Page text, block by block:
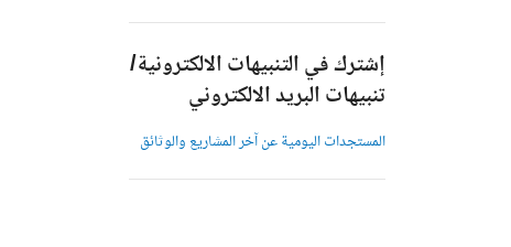
إشترك في التنبيهات الالكترونية/
تنبيهات البريد الالكتروني
المستجدات اليومية عن آخر المشاريع والوثائق